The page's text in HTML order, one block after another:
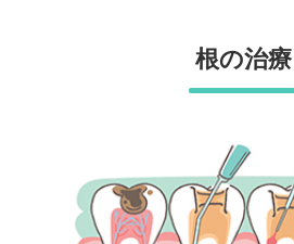
根の治療